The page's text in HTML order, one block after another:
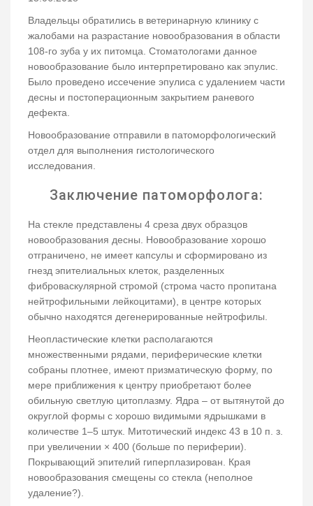
Владельцы обратились в ветеринарную клинику с
жалобами на разрастание новообразования в области
108-го зуба у их питомца. Стоматологами данное
новообразование было интерпретировано как эпулис.
Было проведено иссечение эпулиса с удалением части
десны и постоперационным закрытием раневого
дефекта.
Новообразование отправили в патоморфологический
отдел для выполнения гистологического
исследования.
Заключение патоморфолога:
На стекле представлены 4 среза двух образцов
новообразования десны. Новообразование хорошо
отграничено, не имеет капсулы и сформировано из
гнезд эпителиальных клеток, разделенных
фиброваскулярной стромой (строма часто пропитана
нейтрофильными лейкоцитами), в центре которых
обычно находятся дегенерированные нейтрофилы.
Неопластические клетки располагаются
множественными рядами, периферические клетки
собраны плотнее, имеют призматическую форму, по
мере приближения к центру приобретают более
обильную светлую цитоплазму. Ядра – от вытянутой до
округлой формы с хорошо видимыми ядрышками в
количестве 1–5 штук. Митотический индекс 43 в 10 п. з.
при увеличении × 400 (больше по периферии).
Покрывающий эпителий гиперплазирован. Края
новообразования смещены со стекла (неполное
удаление?).